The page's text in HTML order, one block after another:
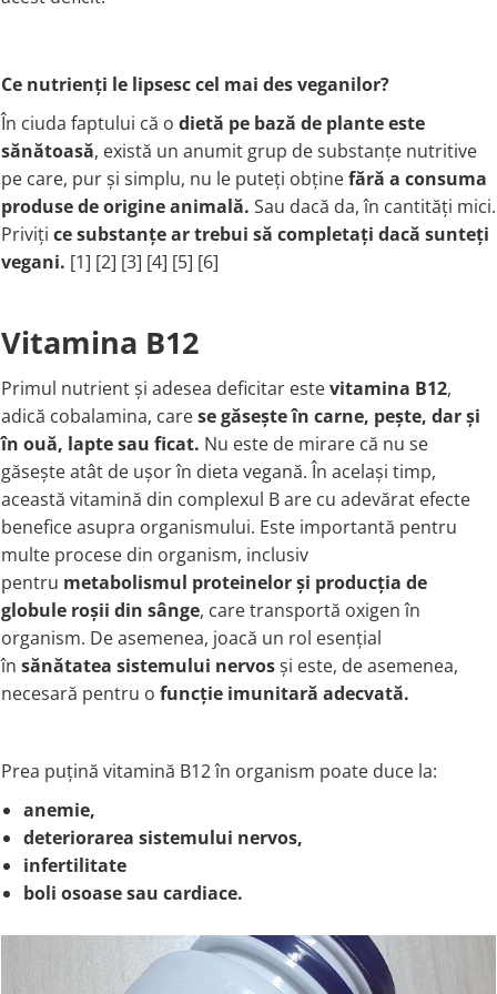
ANTIOXIDANTI
Acid Alfa Lipoic
Benfotiamina
Cisteina (NAC)
Coenzima Q10
Glutation
Resveratrol
Ceai verde
Oregano
Quercetina
Silimarina Milk Thistle
PROBIOTICE
Lactobacillus
Saccharomyces Boulardii
CAROTENOIZI
Astaxantina
Beta-Caroten
Licopen
Luteina
Zeaxantina
5-HTP
L-Dopa
Lecitina
Melatonina
MINERALE
Vitamina D
Soc (Elderberry)
ARTICULATII SI OASE
Colagen
Acid ascorbic
Glucozamina
MSM (Metilsulfonilmetan)
AFECTIUNI TUMORALE
Wormwood (Artemisia)
Turmeric (Curcumin)
Ceai verde
Coada de Curcan Ciuperca
Melatonina
DETOXIFIERE SI SLABIRE
Garcinia
CLA (Acid Linoleic Conjugat)
Chlorella
ANTIINFLAMATOARE SI
Gheara Diavolului (Devil's Claw)
Boswellia
Ghimbir (Ginger)
Bromelaina
INFECTII URINARE
D-Mannose
Usturoi (Garlic)
Crom (Chromium)
Calciu
D
DIM
Drojdie Orez Rosu (Red Yeast Rice)
D-Mannose
DHEA 7-Keto
Echinacea
Flaxseed (Ulei Seminte In)
Fosfatidilserina
Fier (Iron)
G
Gheara Pisicii (Cat's Claw)
Ginkgo Biloba
Glucozamina
Glutamina
Glutation
Gotu Kola (Brahmi)
Graviola
Inulina
Iod (Kelp)
Iarba Tapului (Horny Goat)
Indole-3-Carbinol
K
Ce nutrienți le lipsesc cel mai des veganilor?
În ciuda faptului că o dietă pe bază de plante este
sănătoasă, există un anumit grup de substanțe nutritive
pe care, pur și simplu, nu le puteți obținefără a consuma
produse de origine animală. Sau dacă da, în cantități mici.
Priviți ce substanțe ar trebui să completați dacă sunteți
vegani. [1] [2] [3] [4] [5] [6]
Vitamina B12
Primul nutrient și adesea deficitar estevitamina B12,
adică cobalamina, carese găsește în carne, pește, dar și
în ouă, lapte sau ficat. Nu este de mirare că nu se
găsește atât de ușor în dieta vegană. În același timp,
această vitamină din complexul B are cu adevărat efecte
benefice asupra organismului. Este importantă pentru
multe procese din organism, inclusiv
pentru metabolismul proteinelor și producția de
globule roșii din sânge, care transportă oxigen în
organism. De asemenea, joacă un rol esențial
în sănătatea sistemului nervosși este, de asemenea,
necesară pentru o funcție imunitară adecvată.
Prea puțină vitamină B12 în organism poate duce la:
anemie,
deteriorarea sistemului nervos,
infertilitate
boli osoase sau cardiace.